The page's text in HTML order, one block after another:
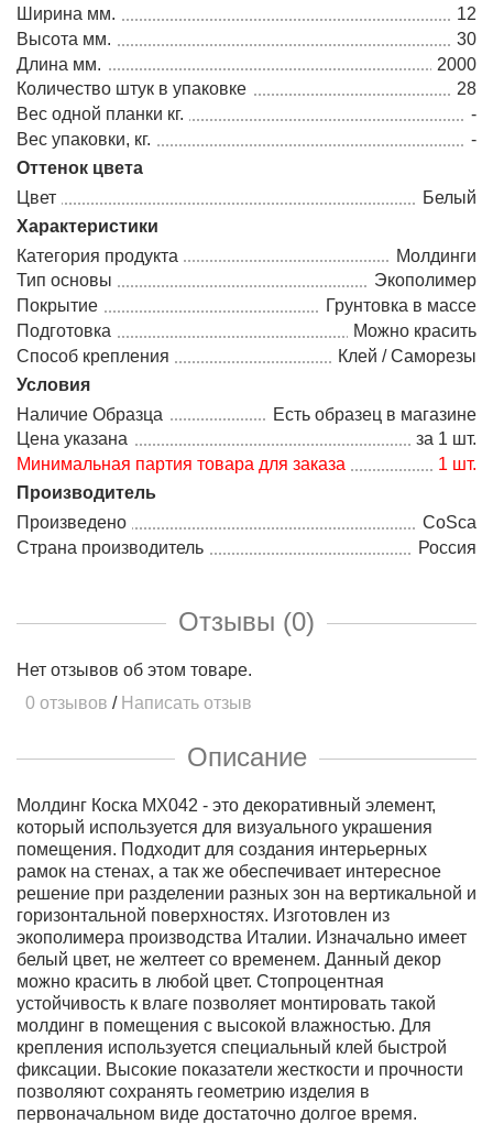
Ширина мм.
12
Высота мм.
30
Длина мм.
2000
Количество штук в упаковке
28
Вес одной планки кг.
-
Вес упаковки, кг.
-
Оттенок цвета
Цвет
Белый
Характеристики
Категория продукта
Молдинги
Тип основы
Экополимер
Покрытие
Грунтовка в массе
Подготовка
Можно красить
Способ крепления
Клей / Саморезы
Условия
Наличие Образца
Есть образец в магазине
Цена указана
за 1 шт.
Минимальная партия товара для заказа
1 шт.
Производитель
Произведено
CoSca
Страна производитель
Россия
Отзывы (0)
Нет отзывов об этом товаре.
0 отзывов / Написать отзыв
Описание
Молдинг Коска MX042 - это декоративный элемент,
который используется для визуального украшения
помещения. Подходит для создания интерьерных
рамок на стенах, а так же обеспечивает интересное
решение при разделении разных зон на вертикальной и
горизонтальной поверхностях. Изготовлен из
экополимера производства Италии. Изначально имеет
белый цвет, не желтеет со временем. Данный декор
можно красить в любой цвет. Стопроцентная
устойчивость к влаге позволяет монтировать такой
молдинг в помещения с высокой влажностью. Для
крепления используется специальный клей быстрой
фиксации. Высокие показатели жесткости и прочности
позволяют сохранять геометрию изделия в
первоначальном виде достаточно долгое время.